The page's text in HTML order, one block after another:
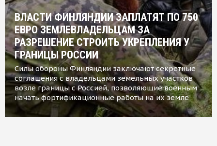
ВЛАСТИ ФИНЛЯНДИИ ЗАПЛАТЯТ ПО 750
ЕВРО ЗЕМЛЕВЛАДЕЛЬЦАМ ЗА
РАЗРЕШЕНИЕ СТРОИТЬ УКРЕПЛЕНИЯ У
ГРАНИЦЫ РОССИИ
Силы обороны Финляндии заключают секретные
соглашения с владельцами земельных участков
возле границы с Россией, позволяющие военным
начать фортификационные работы на их земле